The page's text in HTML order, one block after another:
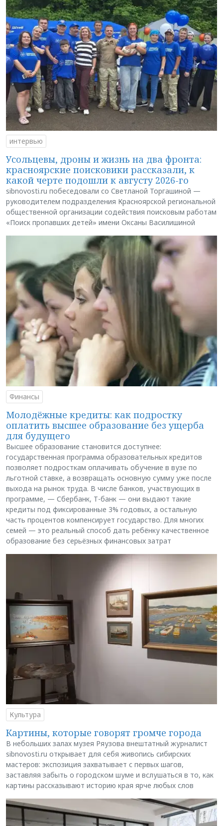
интервью
Усольцевы, дроны и жизнь на два фронта:
красноярские поисковики рассказали, к
какой черте подошли к августу 2026-го
sibnovosti.ru побеседовали со Светланой Торгашиной —
руководителем подразделения Красноярской региональной
общественной организации содействия поисковым работам
«Поиск пропавших детей» имени Оксаны Василишиной
Финансы
Молодёжные кредиты: как подростку
оплатить высшее образование без ущерба
для будущего
Высшее образование становится доступнее:
государственная программа образовательных кредитов
позволяет подросткам оплачивать обучение в вузе по
льготной ставке, а возвращать основную сумму уже после
выхода на рынок труда. В числе банков, участвующих в
программе, — Сбербанк, Т-банк — они выдают такие
кредиты под фиксированные 3% годовых, а остальную
часть процентов компенсирует государство. Для многих
семей — это реальный способ дать ребёнку качественное
образование без серьёзных финансовых затрат
Культура
Картины, которые говорят громче города
В небольших залах музея Ряузова внештатный журналист
sibnovosti.ru открывает для себя живопись сибирских
мастеров: экспозиция захватывает с первых шагов,
заставляя забыть о городском шуме и вслушаться в то, как
картины рассказывают историю края ярче любых слов